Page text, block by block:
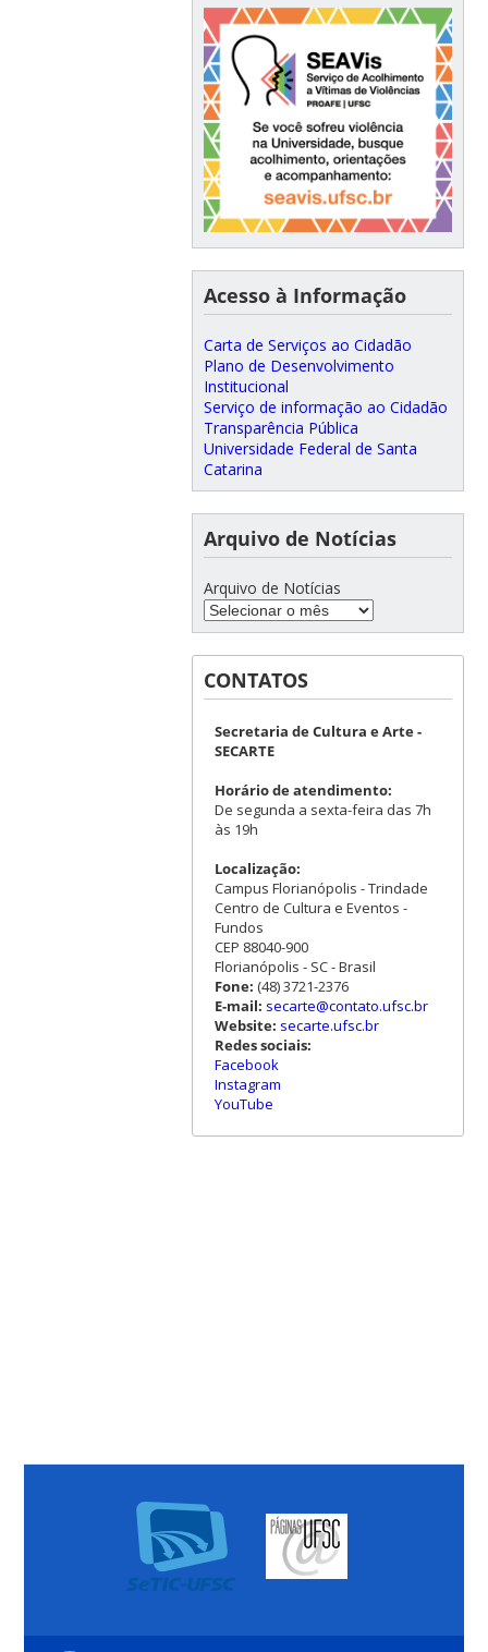
Acesso à Informação
Carta de Serviços ao Cidadão
Plano de Desenvolvimento
Institucional
Serviço de informação ao Cidadão
Transparência Pública
Universidade Federal de Santa
Catarina
Arquivo de Notícias
Arquivo de Notícias
CONTATOS
Secretaria de Cultura e Arte -
SECARTE
Horário de atendimento:
De segunda a sexta-feira das 7h
às 19h
Localização:
Campus Florianópolis - Trindade
Centro de Cultura e Eventos -
Fundos
CEP 88040-900
Florianópolis - SC - Brasil
Fone: (48) 3721-2376
E-mail: secarte@contato.ufsc.br
Website: secarte.ufsc.br
Redes sociais:
Facebook
Instagram
YouTube